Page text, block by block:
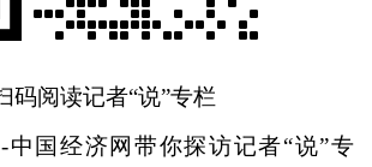
码阅读记者“说”专栏
中国经济网带你探访记者“说”专